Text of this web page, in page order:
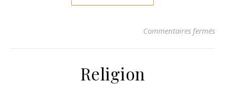
Commentaires fermés
Religion